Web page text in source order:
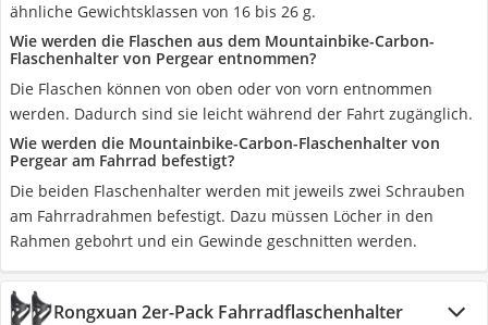
ähnliche Gewichtsklassen von 16 bis 26 g.
Wie werden die Flaschen aus dem Mountainbike-Carbon-
Flaschenhalter von Pergear entnommen?
Die Flaschen können von oben oder von vorn entnommen
werden. Dadurch sind sie leicht während der Fahrt zugänglich.
Wie werden die Mountainbike-Carbon-Flaschenhalter von
Pergear am Fahrrad befestigt?
Die beiden Flaschenhalter werden mit jeweils zwei Schrauben
am Fahrradrahmen befestigt. Dazu müssen Löcher in den
Rahmen gebohrt und ein Gewinde geschnitten werden.
Rongxuan 2er-Pack Fahrradflaschenhalter